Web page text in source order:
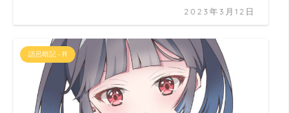
2023年3月12日
語呂暗記 - R